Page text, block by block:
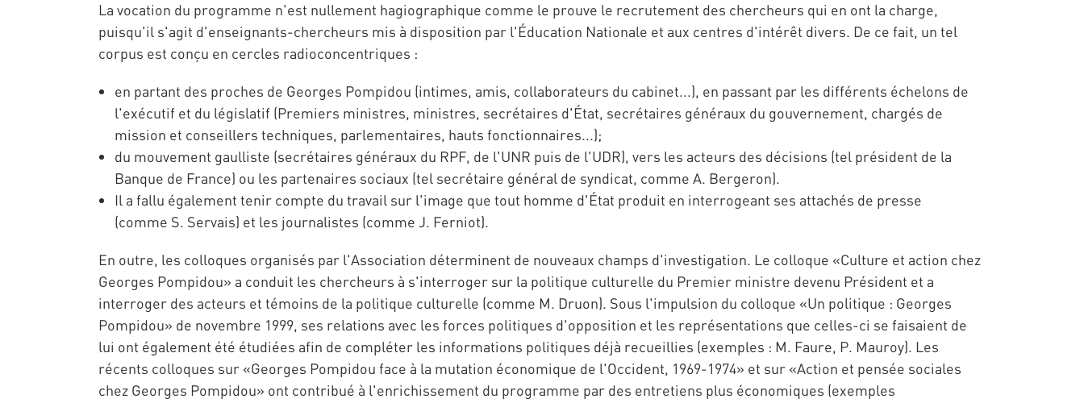
La vocation du programme n'est nullement hagiographique comme le prouve le recrutement des chercheurs qui en ont la charge,
puisqu'il s'agit d'enseignants-chercheurs mis à disposition par l'Éducation Nationale et aux centres d'intérêt divers. De ce fait, un tel
corpus est conçu en cercles radioconcentriques :
en partant des proches de Georges Pompidou (intimes, amis, collaborateurs du cabinet...), en passant par les différents échelons de
l'exécutif et du législatif (Premiers ministres, ministres, secrétaires d'État, secrétaires généraux du gouvernement, chargés de
mission et conseillers techniques, parlementaires, hauts fonctionnaires...);
du mouvement gaulliste (secrétaires généraux du RPF, de l'UNR puis de l'UDR), vers les acteurs des décisions (tel président de la
Banque de France) ou les partenaires sociaux (tel secrétaire général de syndicat, comme A. Bergeron).
Il a fallu également tenir compte du travail sur l'image que tout homme d'État produit en interrogeant ses attachés de presse
(comme S. Servais) et les journalistes (comme J. Ferniot).
En outre, les colloques organisés par l'Association déterminent de nouveaux champs d'investigation. Le colloque «Culture et action chez
Georges Pompidou» a conduit les chercheurs à s'interroger sur la politique culturelle du Premier ministre devenu Président et a
interroger des acteurs et témoins de la politique culturelle (comme M. Druon). Sous l'impulsion du colloque «Un politique : Georges
Pompidou» de novembre 1999, ses relations avec les forces politiques d'opposition et les représentations que celles-ci se faisaient de
lui ont également été étudiées afin de compléter les informations politiques déjà recueillies (exemples : M. Faure, P. Mauroy). Les
récents colloques sur «Georges Pompidou face à la mutation économique de l'Occident, 1969-1974» et sur «Action et pensée sociales
chez Georges Pompidou» ont contribué à l'enrichissement du programme par des entretiens plus économiques (exemples